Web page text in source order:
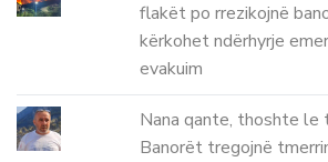
flakët po rrezikojnë
kërkohet ndërhyrje
evakuim
Nana qante, thoshte le
Banorët tregojnë